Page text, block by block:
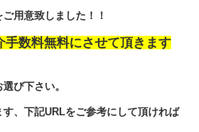
用意致しました！！
数料無料にさせて頂きます
び下さい。
、下記URLをご参考にして頂ければ